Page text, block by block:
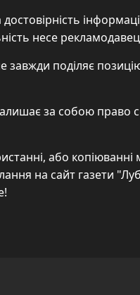
достовірність
несе
завжди поділяє
за собою право
або копіюванні
на сайт газети